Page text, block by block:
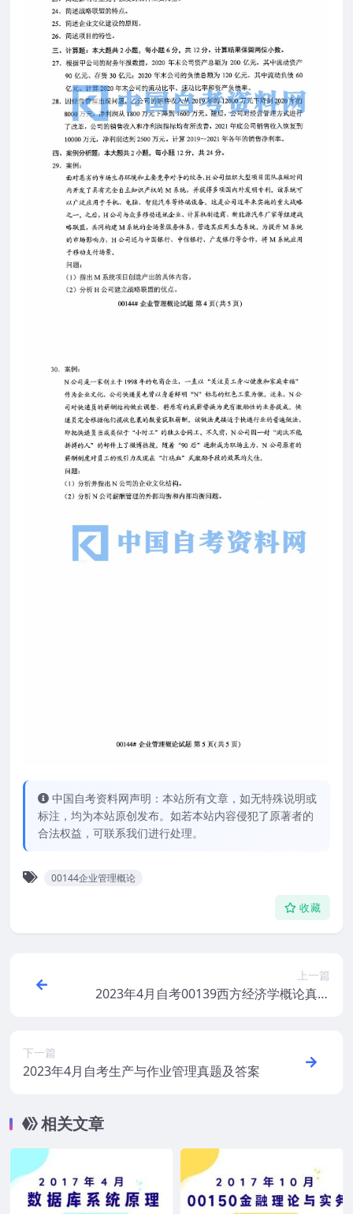
中国自考资料网声明：本站所有文章，如无特殊说明或
标注，均为本站原创发布。如若本站内容侵犯了原著者的
合法权益，可联系我们进行处理。
00144企业管理概论
收藏
上一篇
2023年4月自考00139西方经济学概论真题
下一篇
2023年4月自考生产与作业管理真题及答案
相关文章